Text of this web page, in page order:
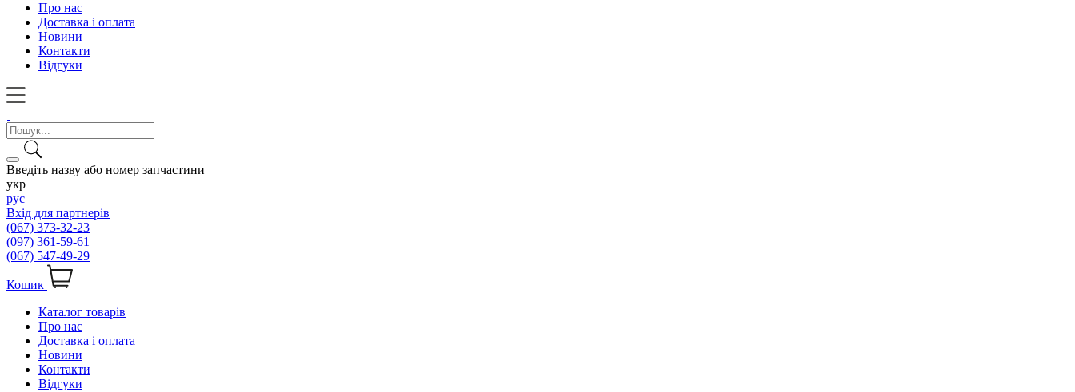
Про нас
Доставка і оплата
Новини
Контакти
Відгуки
Введіть назву або номер запчастини
укр
рус
Вхід для партнерів
(067) 373-32-23
(097) 361-59-61
(067) 547-49-29
Кошик
Каталог товарів
Про нас
Доставка і оплата
Новини
Контакти
Відгуки